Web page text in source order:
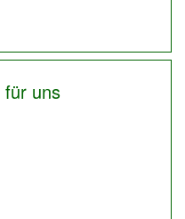
für uns